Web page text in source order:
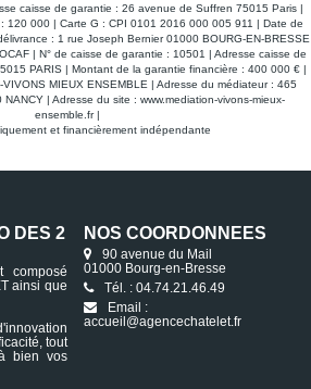
caisse de garantie : 26 avenue de Suffren 75015 Paris |
120 000 | Carte G : CPI 0101 2016 000 005 911 | Date de
: 1 rue Joseph Bernier 01000 BOURG-EN-BRESSE
| N° de caisse de garantie : 10501 | Adresse caisse de
PARIS | Montant de la garantie financière : 400 000 € |
MIEUX ENSEMBLE | Adresse du médiateur : 465
| Adresse du site : www.mediation-vivons-mieux-
ensemble.fr|
et financièrement indépendante
DES 2
composé
ainsi que
tout
bien vos
NOS COORDONNÉES
90 avenue du Mail
01000 Bourg-en-Bresse
Tél. : 04.74.21.46.49
Email :
accueil@agencechatelet.fr